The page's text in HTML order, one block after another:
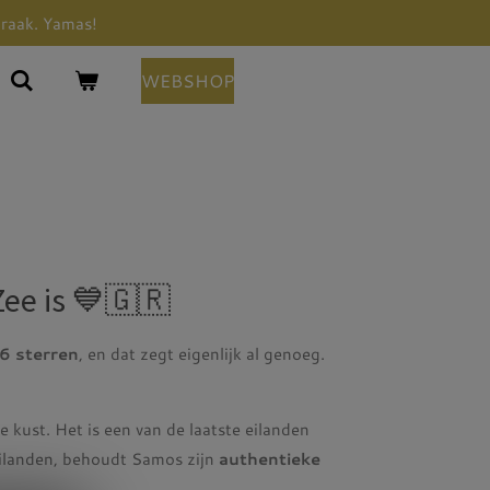
Yamas!
WEBSHOP
Zee is 💙🇬🇷
sterren, en dat zegt eigenlijk al genoeg.
kust. Het is een van de laatste eilanden
behoudt Samos zijn authentieke